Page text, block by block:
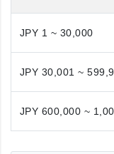
JPY 1 ~ 30,000
JPY 30,001 ~
JPY 600,000 ~